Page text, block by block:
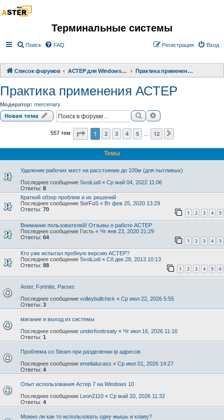
Терминальные системы
Поиск FAQ Вход
Регистрация
Список форумов АСТЕР для Windows 2000/XP/ 7/ 8/ 10 Практика применения АСТЕР
Практика применения АСТЕР
Модератор: mercenary
Новая тема ПоискРасширенный поиск
557 тем Страница1 из
1 2 3 4 5 12
Темы
Удаление рабочих мест на расстояние до 100м (для пытливых)
Последнее сообщение SvoiLudi « Ср май 04, 2022 11:06
Ответы: 8
Краткий обзор проблем и их решений
Последнее сообщение SorFuS « Вт фев 25, 2020 13:29
Ответы: 70
1 2 3 4 5
Внимание пользователей! Отзывы о работе АСТЕР
Последнее сообщение Гость « Чт янв 23, 2020 21:29
Ответы: 64
1 2 3 4 5
Кто уже испытал пробную версию АСТЕР?
Последнее сообщение SvoiLudi « Сб дек 28, 2013 10:13
Ответы: 88
1 2 3 4 5 6
Aster, Fortnite, Parsec
Последнее сообщение volleyballchick « Ср июл 22, 2026 5:55
Ответы: 3
мигание и выход из системы
Последнее сообщение underfoottreaty « Чт июл 16, 2026 11:16
Ответы: 1
Проблема со Steam при разделении ip адресов
Последнее сообщение emelialucass « Ср июл 01, 2026 14:27
Ответы: 4
Опыт использования Астер 7 на Windows 10
Последнее сообщение Leon2110 « Ср май 20, 2026 11:32
Ответы: 4
Можно ли как то использовать одну мышь и клаву?